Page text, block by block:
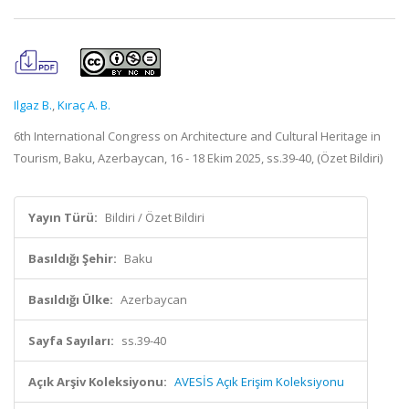
Ilgaz B.,Kıraç A. B.
6th International Congress on Architecture and Cultural Heritage in
Tourism, Baku, Azerbaycan, 16 - 18 Ekim 2025, ss.39-40, (Özet Bildiri)
Yayın Türü: Bildiri / Özet Bildiri
Basıldığı Şehir: Baku
Basıldığı Ülke: Azerbaycan
Sayfa Sayıları: ss.39-40
Açık Arşiv Koleksiyonu: AVESİS Açık Erişim Koleksiyonu